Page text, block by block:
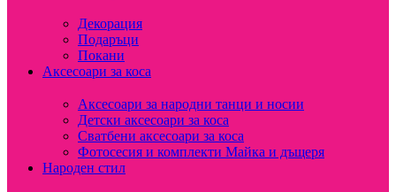
Декорация
Подаръци
Покани
Аксесоари за коса
Аксесоари за народни танци и носии
Детски аксесоари за коса
Сватбени аксесоари за коса
Фотосесия и комплекти Майка и дъщеря
Народен стил